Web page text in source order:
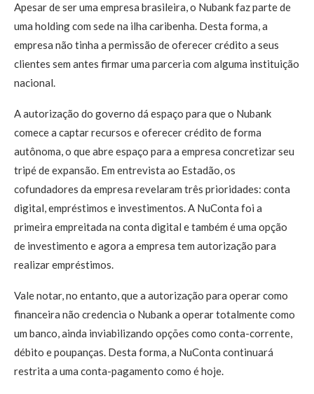
Apesar de ser uma empresa brasileira, o Nubank faz parte de
uma holding com sede na ilha caribenha. Desta forma, a
empresa não tinha a permissão de oferecer crédito a seus
clientes sem antes firmar uma parceria com alguma instituição
nacional.
A autorização do governo dá espaço para que o Nubank
comece a captar recursos e oferecer crédito de forma
autônoma, o que abre espaço para a empresa concretizar seu
tripé de expansão. Em entrevista ao Estadão, os
cofundadores da empresa revelaram três prioridades: conta
digital, empréstimos e investimentos. A NuConta foi a
primeira empreitada na conta digital e também é uma opção
de investimento e agora a empresa tem autorização para
realizar empréstimos.
Vale notar, no entanto, que a autorização para operar como
financeira não credencia o Nubank a operar totalmente como
um banco, ainda inviabilizando opções como conta-corrente,
débito e poupanças. Desta forma, a NuConta continuará
restrita a uma conta-pagamento como é hoje.